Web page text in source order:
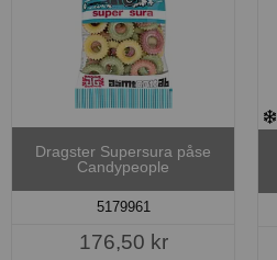
Dragster Supersura påse
Candypeople
5179961
176,50 kr